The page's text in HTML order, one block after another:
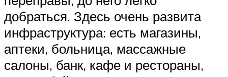
добраться. Здесь очень развита
инфраструктура: есть магазины,
аптеки, больница, массажные
салоны, банк, кафе и рестораны,